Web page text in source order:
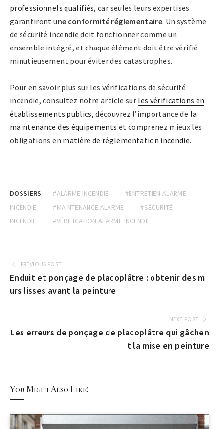
professionnels qualifiés, car seules leurs expertises
garantiront une conformité réglementaire. Un système
de sécurité incendie doit fonctionner comme un
ensemble intégré, et chaque élément doit être vérifié
minutieusement pour éviter des catastrophes.
Pour en savoir plus sur les vérifications de sécurité
incendie, consultez notre article sur les vérifications en
établissements publics, découvrez l’importance de la
maintenance des équipements et comprenez mieux les
obligations en matière de réglementation incendie.
DOSSIERS #ALARME INCENDIE
#ENTRETIEN ALARME
INCENDIE
#MAINTENANCE ALARME
#SÉCURITÉ
INCENDIE
#VÉRIFICATION ALARME INCENDIE
PREVIOUS POST
Enduit et ponçage de placoplâtre : obtenir des m
urs lisses avant la peinture
NEXT POST
Les erreurs de ponçage de placoplâtre qui gâchen
t la mise en peinture
You Might Also Like: